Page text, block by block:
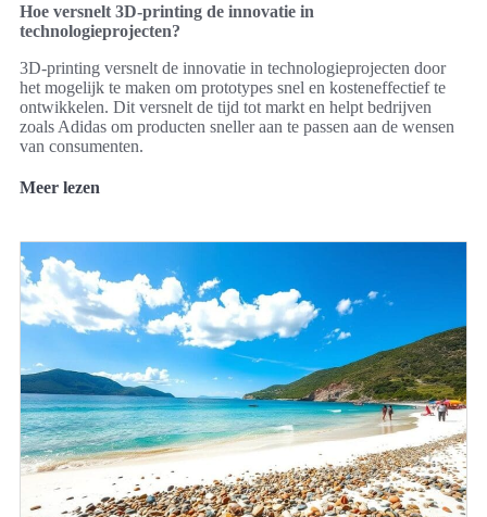
Hoe versnelt 3D-printing de innovatie in
technologieprojecten?
3D-printing versnelt de innovatie in technologieprojecten door
het mogelijk te maken om prototypes snel en kosteneffectief te
ontwikkelen. Dit versnelt de tijd tot markt en helpt bedrijven
zoals Adidas om producten sneller aan te passen aan de wensen
van consumenten.
Meer lezen